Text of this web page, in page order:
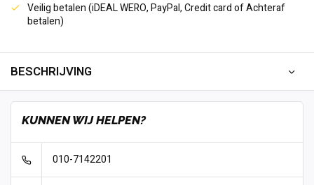
Veilig betalen (iDEAL WERO, PayPal, Credit card of Achteraf
betalen)
BESCHRIJVING
KUNNEN WIJ HELPEN?
010-7142201